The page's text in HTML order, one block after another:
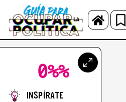
0%%
Inspírate